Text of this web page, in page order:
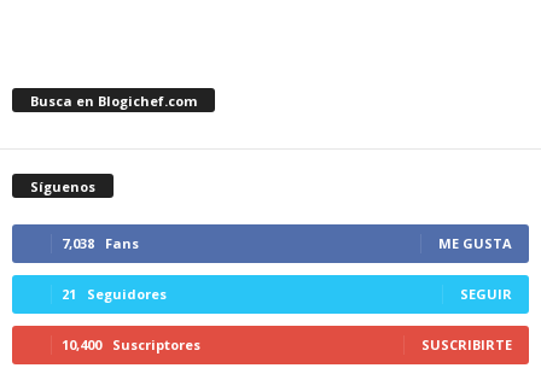
Busca en Blogichef.com
Síguenos
7,038 Fans ME GUSTA
21 Seguidores SEGUIR
10,400 Suscriptores SUSCRIBIRTE